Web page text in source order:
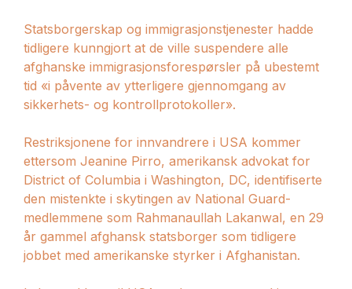
Statsborgerskap og immigrasjonstjenester hadde
tidligere kunngjort at de ville suspendere alle
afghanske immigrasjonsforespørsler på ubestemt
tid «i påvente av ytterligere gjennomgang av
sikkerhets- og kontrollprotokoller».
Restriksjonene for innvandrere i USA kommer
ettersom Jeanine Pirro, amerikansk advokat for
District of Columbia i Washington, DC, identifiserte
den mistenkte i skytingen av National Guard-
medlemmene som Rahmanaullah Lakanwal, en 29
år gammel afghansk statsborger som tidligere
jobbet med amerikanske styrker i Afghanistan.